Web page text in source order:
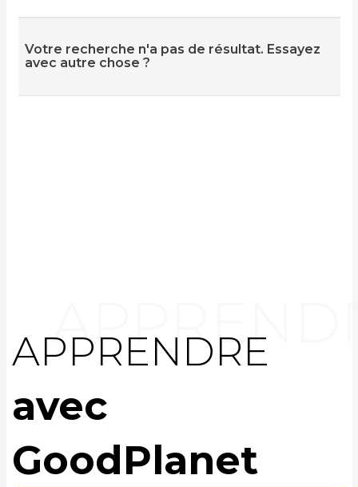
Votre recherche n'a pas de résultat. Essayez
avec autre chose ?
APPRENDRE
avec
GoodPlanet